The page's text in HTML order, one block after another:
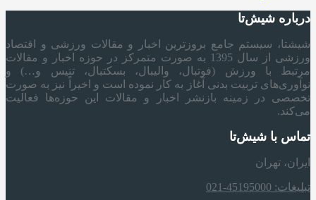
درباره شیش‌تا
شیشتا، سیستم جامع بروزترین اخبار و مقالات ورزشی و اقتصاد
ورزشی از سال 1395 به صورت متمرکز در حوزه اخبار و مقالات
مرتبط با ورزش (فوتبال، والیبال، بسکتبال، تنیس و…) و
نوآوری‌های تربیت بدنی آغاز به کار نموده است و اخیراً نیز به صورت
تخصصی در زمینه بازنشر اخبار و مقالات این حوزه‌ها فعالیت
می‌کند.
تماس با شیش‌تا
ایران، تهران
تبلیغات: 45195000-021